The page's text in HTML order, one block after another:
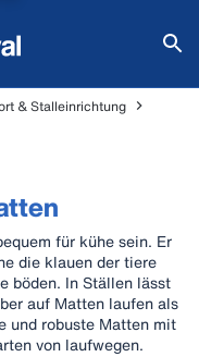
& Stalleinrichtung
für kühe sein. Er
die klauen der tiere
böden. In Ställen lässt
auf Matten laufen als
und robuste Matten mit
von laufwegen.